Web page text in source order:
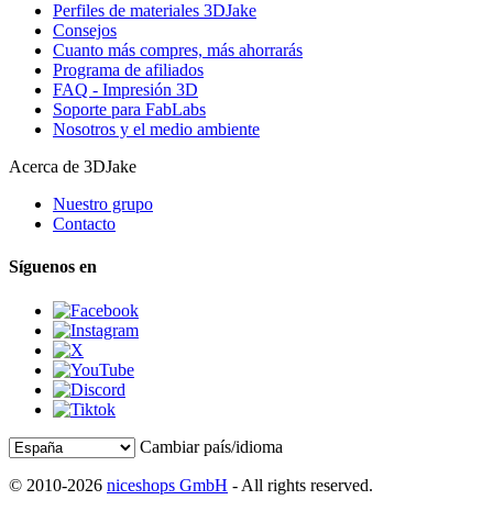
Perfiles de materiales 3DJake
Consejos
Cuanto más compres, más ahorrarás
Programa de afiliados
FAQ - Impresión 3D
Soporte para FabLabs
Nosotros y el medio ambiente
Acerca de 3DJake
Nuestro grupo
Contacto
Síguenos en
Cambiar país/idioma
© 2010-2026 niceshops GmbH - All rights reserved.